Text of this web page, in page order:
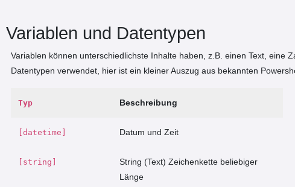
Variablen und Datentypen
Variablen können unterschiedlichste Inhalte haben, z.B. einen Text, eine
Datentypen verwendet, hier ist ein kleiner Auszug aus bekannten
Typ Beschreibung
[datetime] Datum und Zeit
[string]
String (Text) Zeichenkette beliebiger
Länge